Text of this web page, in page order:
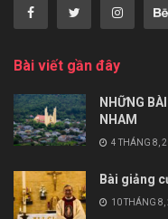
Bài viết gần đây
NHỮNG
NHAM
4 THÁNG 8,
Bài giảng
10 THÁNG 8,